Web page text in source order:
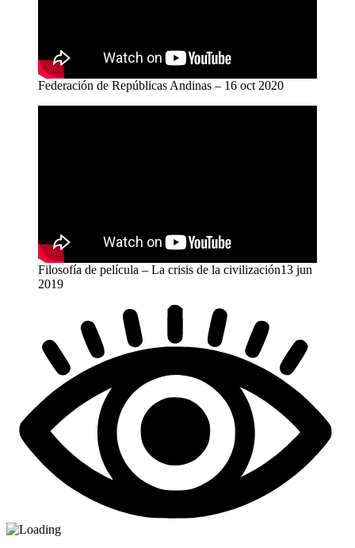
Federación de Repúblicas Andinas – 16 oct 2020
Filosofía de película – La crisis de la civilización13 jun
2019